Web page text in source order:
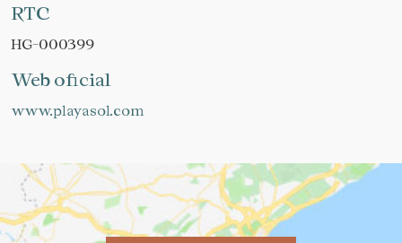
RTC
HG-000399
Web oficial
www.playasol.com